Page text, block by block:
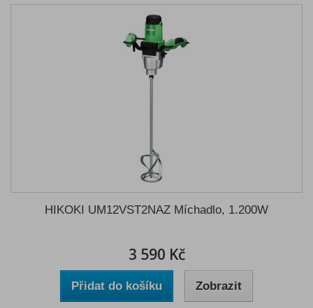
HIKOKI UM12VST2NAZ Míchadlo, 1.200W
3 590 Kč
Přidat do košíku Zobrazit